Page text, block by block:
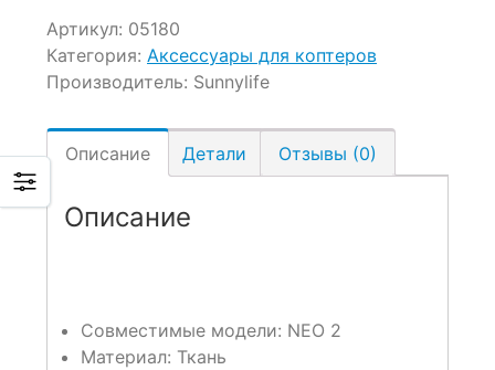
Артикул: 05180
Категория: Аксессуары для коптеров
Производитель: Sunnylife
Описание Детали Отзывы (0)
Описание
Совместимые модели: NEO 2
Материал: Ткань